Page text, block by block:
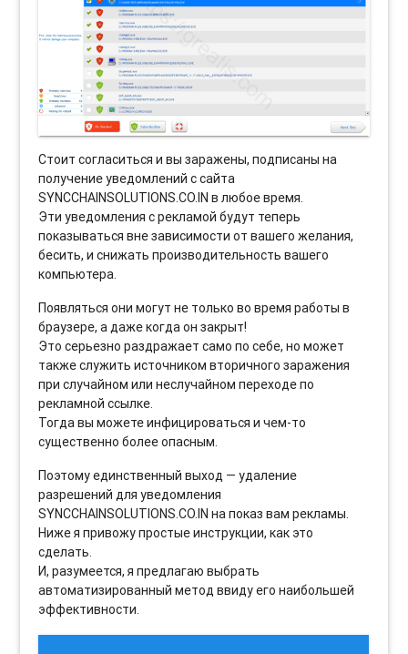
Стоит согласиться и вы заражены, подписаны на
получение уведомлений с сайта
SYNCCHAINSOLUTIONS.CO.IN в любое время.
Эти уведомления с рекламой будут теперь
показываться вне зависимости от вашего желания,
бесить, и снижать производительность вашего
компьютера.
Появляться они могут не только во время работы в
браузере, а даже когда он закрыт!
Это серьезно раздражает само по себе, но может
также служить источником вторичного заражения
при случайном или неслучайном переходе по
рекламной ссылке.
Тогда вы можете инфицироваться и чем-то
существенно более опасным.
Поэтому единственный выход — удаление
разрешений для уведомления
SYNCCHAINSOLUTIONS.CO.IN на показ вам рекламы.
Ниже я привожу простые инструкции, как это
сделать.
И, разумеется, я предлагаю выбрать
автоматизированный метод ввиду его наибольшей
эффективности.